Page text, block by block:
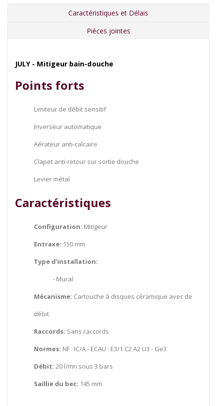
Caractéristiques et Délais
Pièces jointes
JULY - Mitigeur bain-douche
Points forts
Limiteur de débit sensitif
Inverseur automatique
Aérateur anti-calcaire
Clapet anti-retour sur sortie douche
Levier métal
Caractéristiques
Configuration: Mitigeur
Entraxe: 150 mm
Type d'installation:
- Mural
Mécanisme: Cartouche à disques céramique avec de
débit
Raccords: Sans raccords
Normes: NF : IC/A - ECAU : E3/1 C2 A2 U3 - Ge3
Débit: 20 l/mn sous 3 bars
Saillie du bec: 145 mm